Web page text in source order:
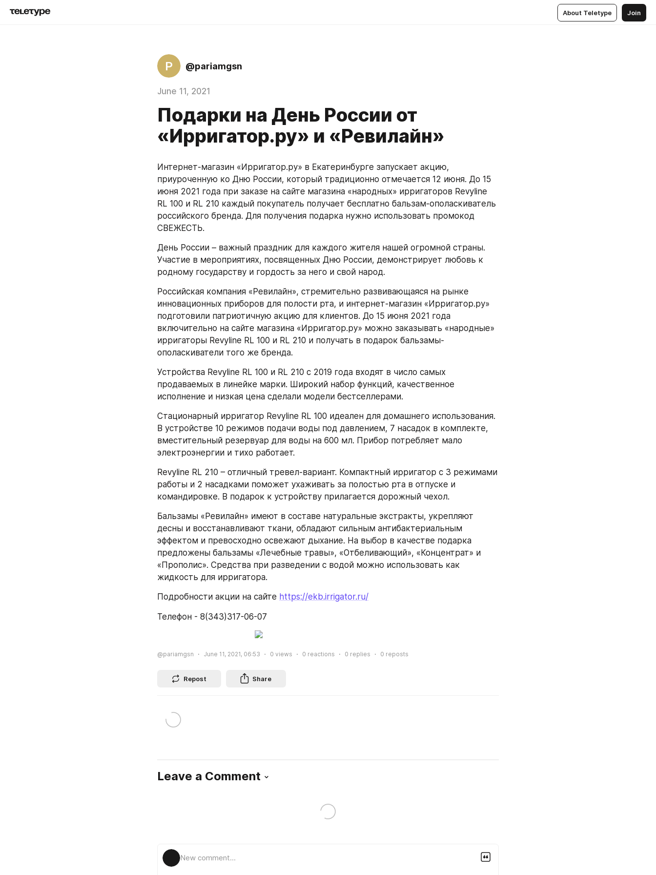
About Teletype Join
P @pariamgsn
June 11, 2021
Подарки на День России от
«Ирригатор.ру» и «Ревилайн»
Интернет-магазин «Ирригатор.ру» в Екатеринбурге запускает акцию,
приуроченную ко Дню России, который традиционно отмечается 12 июня. До 15
июня 2021 года при заказе на сайте магазина «народных» ирригаторов Revyline
RL 100 и RL 210 каждый покупатель получает бесплатно бальзам-ополаскиватель
российского бренда. Для получения подарка нужно использовать промокод
СВЕЖЕСТЬ.
День России – важный праздник для каждого жителя нашей огромной страны.
Участие в мероприятиях, посвященных Дню России, демонстрирует любовь к
родному государству и гордость за него и свой народ.
Российская компания «Ревилайн», стремительно развивающаяся на рынке
инновационных приборов для полости рта, и интернет-магазин «Ирригатор.ру»
подготовили патриотичную акцию для клиентов. До 15 июня 2021 года
включительно на сайте магазина «Ирригатор.ру» можно заказывать «народные»
ирригаторы Revyline RL 100 и RL 210 и получать в подарок бальзамы-
ополаскиватели того же бренда.
Устройства Revyline RL 100 и RL 210 с 2019 года входят в число самых
продаваемых в линейке марки. Широкий набор функций, качественное
исполнение и низкая цена сделали модели бестселлерами.
Стационарный ирригатор Revyline RL 100 идеален для домашнего использования.
В устройстве 10 режимов подачи воды под давлением, 7 насадок в комплекте,
вместительный резервуар для воды на 600 мл. Прибор потребляет мало
электроэнергии и тихо работает.
Revyline RL 210 – отличный тревел-вариант. Компактный ирригатор с 3 режимами
работы и 2 насадками поможет ухаживать за полостью рта в отпуске и
командировке. В подарок к устройству прилагается дорожный чехол.
Бальзамы «Ревилайн» имеют в составе натуральные экстракты, укрепляют
десны и восстанавливают ткани, обладают сильным антибактериальным
эффектом и превосходно освежают дыхание. На выбор в качестве подарка
предложены бальзамы «Лечебные травы», «Отбеливающий», «Концентрат» и
«Прополис». Средства при разведении с водой можно использовать как
жидкость для ирригатора.
Подробности акции на сайте https://ekb.irrigator.ru/
Телефон - 8(343)317-06-07
@pariamgsn June 11, 2021, 06:53 0 views 0 reactions 0 replies 0 reposts
Repost Share
Leave a Comment